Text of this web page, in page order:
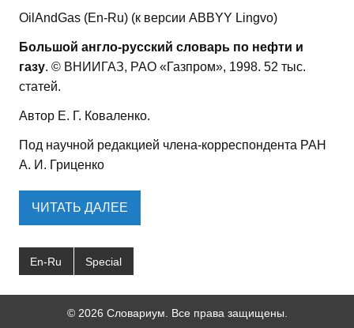
OilAndGas (En-Ru) (к версии ABBYY Lingvo)
Большой англо-русский словарь по нефти и
газу. © ВНИИГАЗ, РАО «Газпром», 1998. 52 тыс.
статей.
Автор Е. Г. Коваленко.
Под научной редакцией члена-корреспондента РАН
А. И. Гриценко
ЧИТАТЬ ДАЛЕЕ
En-Ru Special
© 2026 Словариум. Все права защищены.